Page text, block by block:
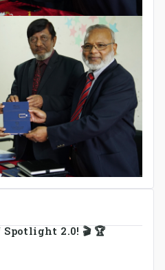
2.0! 🎬 🏆